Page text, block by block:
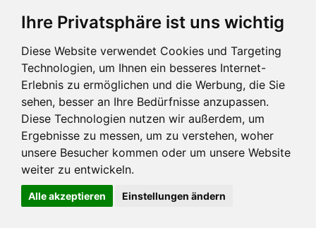
Ihre Privatsphäre ist uns wichtig
Diese Website verwendet Cookies und Targeting
Technologien, um Ihnen ein besseres Internet-
Erlebnis zu ermöglichen und die Werbung, die Sie
sehen, besser an Ihre Bedürfnisse anzupassen.
Diese Technologien nutzen wir außerdem, um
Ergebnisse zu messen, um zu verstehen, woher
unsere Besucher kommen oder um unsere Website
weiter zu entwickeln.
Alle akzeptieren Einstellungen ändern
Regionalfilter
zurücksetzen
Impressum und mehr